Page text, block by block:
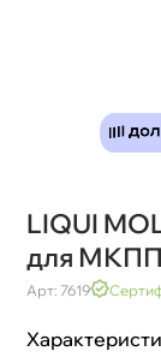
LIQUI
для МКПП
Арт: 7619